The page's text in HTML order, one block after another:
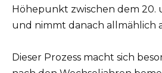
Höhepunkt zwischen dem 20.
und nimmt danach allmählich
Dieser Prozess macht sich